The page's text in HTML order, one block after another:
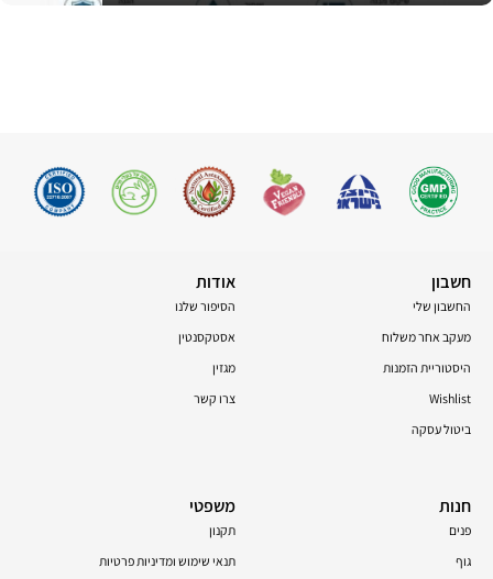
חשבון
החשבון שלי
מעקב אחר משלוח
היסטוריית הזמנות
Wishlist
ביטול עסקה
אודות
הסיפור שלנו
אסטקסנטין
מגזין
צרו קשר
חנות
פנים
גוף
משפטי
תקנון
תנאי שימוש ומדיניות פרטיות